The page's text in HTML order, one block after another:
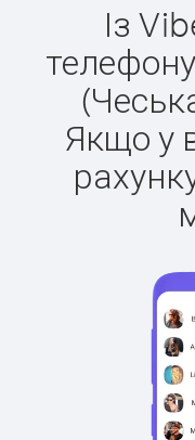
Із
Якщо у